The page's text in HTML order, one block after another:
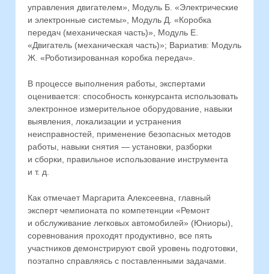
управления двигателем», Модуль Б. «Электрические
и электронные системы», Модуль Д. «Коробка
передач (механическая часть)», Модуль Е.
«Двигатель (механическая часть)»; Вариатив: Модуль
Ж. «Роботизированная коробка передач».
В процессе выполнения работы, экспертами
оценивается: способность конкурсанта использовать
электронное измерительное оборудование, навыки
выявления, локализации и устранения
неисправностей, применение безопасных методов
работы, навыки снятия — установки, разборки
и сборки, правильное использование инструмента
и т. д.
Как отмечает Маргарита Алексеевна, главный
эксперт чемпионата по компетенции «Ремонт
и обслуживание легковых автомобилей» (Юниоры),
соревнования проходят продуктивно, все пять
участников демонстрируют свой уровень подготовки,
поэтапно справляясь с поставленными задачами.